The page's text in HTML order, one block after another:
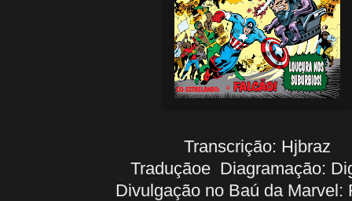
Transcrição: Hjbraz
Traduçãoe Diagramação:
Divulgação no Baú da Marvel: